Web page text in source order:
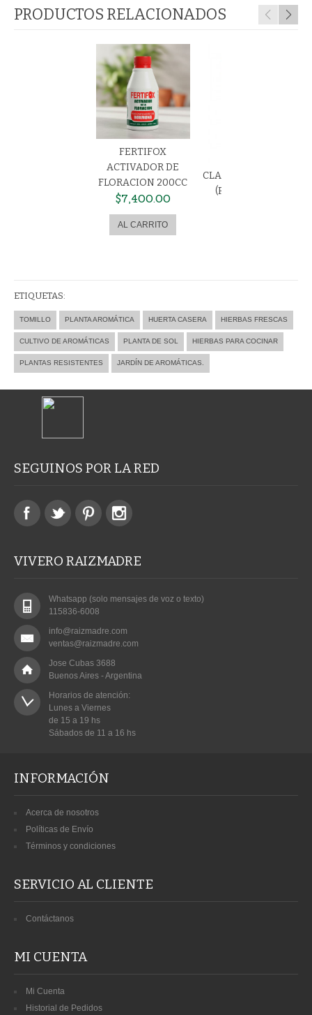
PRODUCTOS RELACIONADOS
FERTIFOX
ACTIVADOR DE
FLORACION 200CC
$7,400.00
CLASICA DEL N12 AL
(PRECIO AL ELEGIR
ETIQUETAS:
TOMILLO PLANTA AROMÁTICA HUERTA CASERA HIERBAS FRESCAS
CULTIVO DE AROMÁTICAS PLANTA DE SOL HIERBAS PARA COCINAR
PLANTAS RESISTENTES JARDÍN DE AROMÁTICAS.
SEGUINOS POR LA RED
VIVERO RAIZMADRE
Whatsapp (solo mensajes de voz o texto)
115836-6008
info@raizmadre.com
ventas@raizmadre.com
Jose Cubas 3688
Buenos Aires - Argentina
Horarios de atención:
Lunes a Viernes
de 15 a 19 hs
Sábados de 11 a 16 hs
INFORMACIÓN
Acerca de nosotros
Políticas de Envío
Términos y condiciones
SERVICIO AL CLIENTE
Contáctanos
MI CUENTA
Mi Cuenta
Historial de Pedidos